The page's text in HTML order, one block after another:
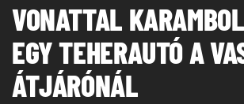
VONATTAL
EGY TEHERAUTÓ A
ÁTJÁRÓNÁL